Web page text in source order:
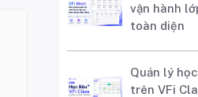
vận hành
toàn diện
Quản lý
trên VFi